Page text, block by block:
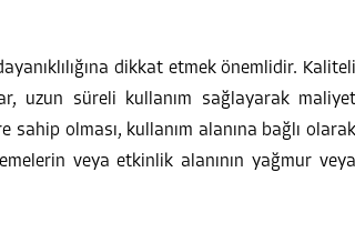
dikkat etmek önemlidir. Kaliteli
uzun süreli kullanım sağlayarak maliyet
sahip olması, kullanım alanına bağlı olarak
veya etkinlik alanının yağmur veya